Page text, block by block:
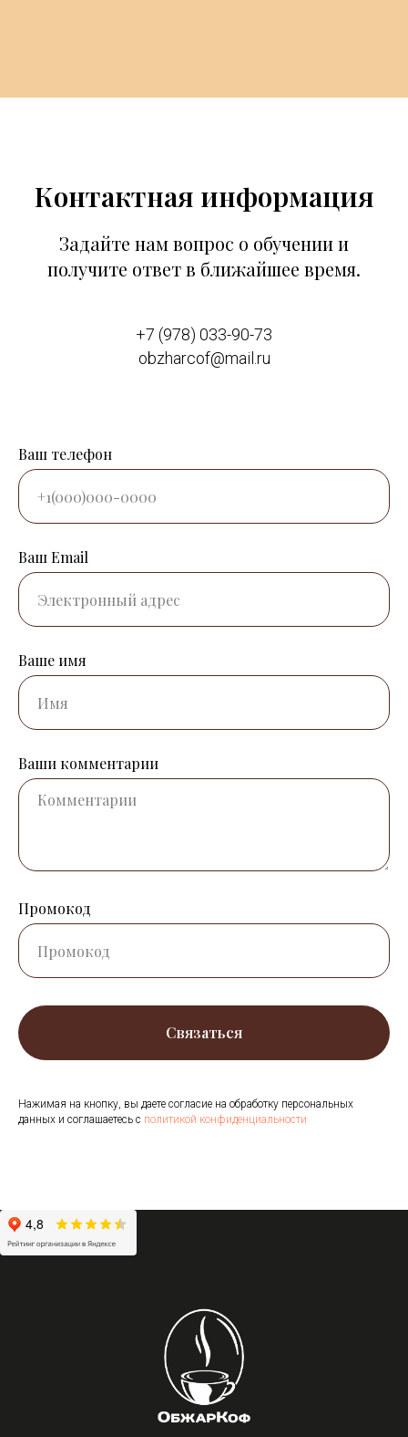
Контактная информация
Задайте нам вопрос о обучении и
получите ответ в ближайшее время.
+7 (978) 033-90-73
obzharcof@mail.ru
Ваш телефон
Ваш Email
Ваше имя
Ваши комментарии
Промокод
Связаться
Нажимая на кнопку, вы даете согласие на обработку персональных
данных и соглашаетесь c политикой конфиденциальности